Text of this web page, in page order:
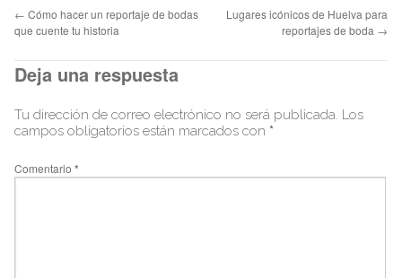
← Cómo hacer un reportaje de bodas
que cuente tu historia
Lugares icónicos de Huelva para
reportajes de boda →
Deja una respuesta
Tu dirección de correo electrónico no será publicada. Los
campos obligatorios están marcados con *
Comentario *